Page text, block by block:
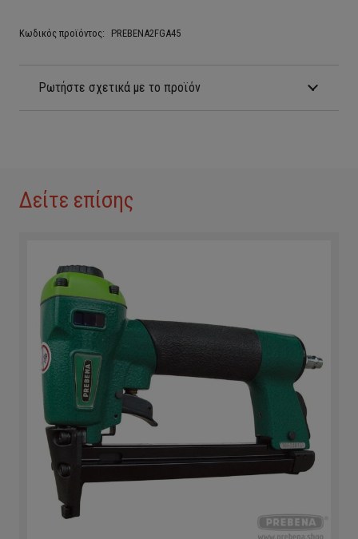
Κωδικός προϊόντος: PREBENA2FGA45
Ρωτήστε σχετικά με το προϊόν
Δείτε επίσης